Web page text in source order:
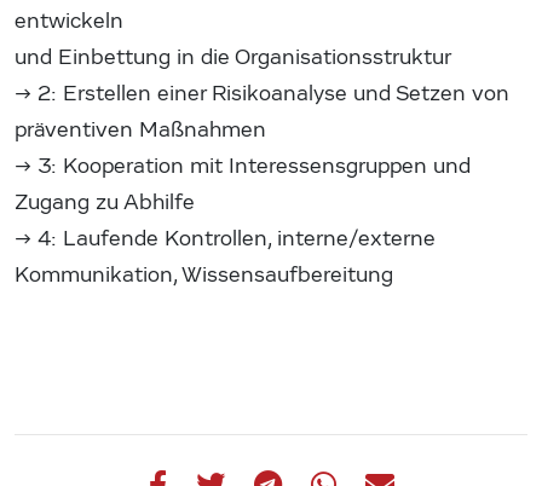
entwickeln
und Einbettung in die Organisationsstruktur
→ 2: Erstellen einer Risikoanalyse und Setzen von
präventiven Maßnahmen
→ 3: Kooperation mit Interessensgruppen und
Zugang zu Abhilfe
→ 4: Laufende Kontrollen, interne/externe
Kommunikation, Wissensaufbereitung